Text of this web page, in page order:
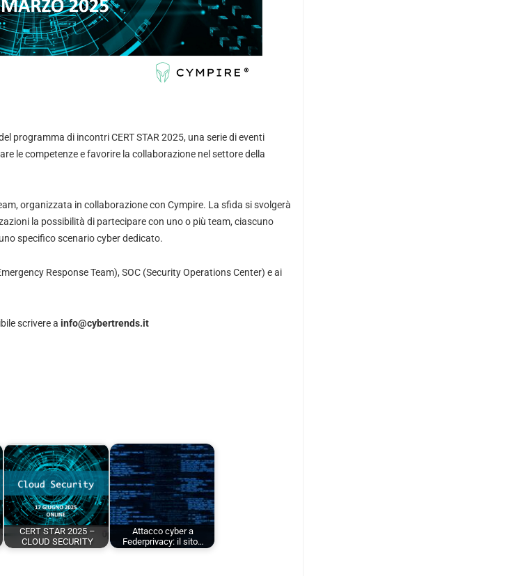
programma di incontri CERT STAR 2025, una serie di eventi
le competenze e favorire la collaborazione nel settore della
organizzata in collaborazione con Cympire. La sfida si svolgerà
la possibilità di partecipare con uno o più team, ciascuno
specifico scenario cyber dedicato.
Response Team), SOC (Security Operations Center) e ai
scrivere a info@cybertrends.it
CERT STAR 2025 –
CLOUD SECURITY
Attacco cyber a
Federprivacy: il sito…